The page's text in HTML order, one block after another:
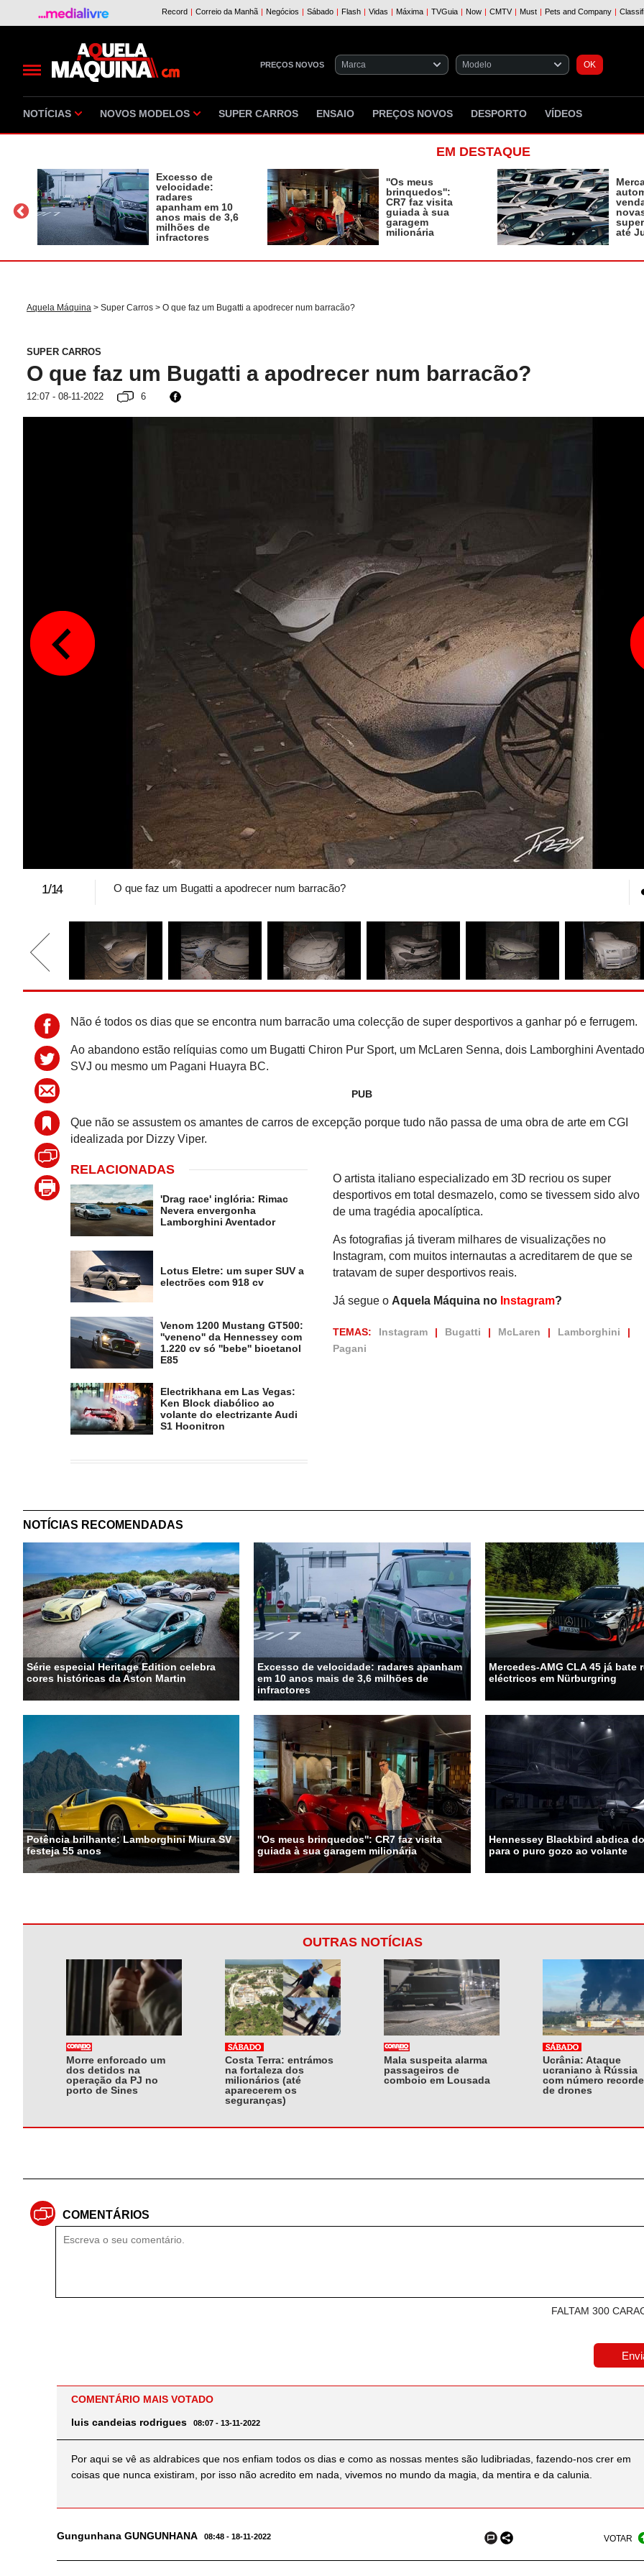
PREÇOS NOVOS
NOTÍCIAS NOVOS MODELOS SUPER CARROS ENSAIO PREÇOS NOVOS DESPORTO VÍDEOS
EM DESTAQUE
Excesso de
velocidade:
radares
apanham em 10
anos mais de 3,6
milhões de
infractores
''Os meus
brinquedos'':
CR7 faz visita
guiada à sua
garagem
milionária
até
Aquela Máquina > Super Carros > O que faz um Bugatti a apodrecer num barracão?
SUPER CARROS
O que faz um Bugatti a apodrecer num barracão?
12:07 - 08-11-2022 6
1/14 O que faz um Bugatti a apodrecer num barracão?
Não é todos os dias que se encontra num barracão uma colecção de super desportivos a ganhar pó e ferrugem.
Ao abandono estão relíquias como um Bugatti Chiron Pur Sport, um McLaren Senna, dois Lamborghini
SVJ ou mesmo um Pagani Huayra BC.
PUB
Que não se assustem os amantes de carros de excepção porque tudo não passa de uma obra de arte em CGI
idealizada por Dizzy Viper.
RELACIONADAS
'Drag race' inglória: Rimac
Nevera envergonha
Lamborghini Aventador
Lotus Eletre: um super SUV a
electrões com 918 cv
Venom 1200 Mustang GT500:
''veneno'' da Hennessey com
1.220 cv só ''bebe'' bioetanol
E85
Electrikhana em Las Vegas:
Ken Block diabólico ao
volante do electrizante Audi
S1 Hoonitron
O artista italiano especializado em 3D recriou os super
desportivos em total desmazelo, como se tivessem sido alvo
de uma tragédia apocalíptica.
As fotografias já tiveram milhares de visualizações no
Instagram, com muitos internautas a acreditarem de que se
tratavam de super desportivos reais.
Já segue o Aquela Máquina no Instagram?
TEMAS: Instagram Bugatti McLaren
Lamborghini
Pagani
NOTÍCIAS RECOMENDADAS
Série especial Heritage Edition celebra
cores históricas da Aston Martin
Excesso de velocidade: radares apanham
em 10 anos mais de 3,6 milhões de
infractores
Mercedes-AMG CLA 45 já bate
eléctricos em Nürburgring
Potência brilhante: Lamborghini Miura SV
festeja 55 anos
''Os meus brinquedos'': CR7 faz visita
guiada à sua garagem milionária
Hennessey Blackbird abdica
para o puro gozo ao volante
OUTRAS NOTÍCIAS
Morre enforcado um
dos detidos na
operação da PJ no
porto de Sines
Costa Terra: entrámos
na fortaleza dos
milionários (até
aparecerem os
seguranças)
Mala suspeita alarma
passageiros de
comboio em Lousada
Ucrânia: Ataque
ucraniano à Rússia
com número recorde
de drones
COMENTÁRIOS
FALTAM 300
COMENTÁRIO MAIS VOTADO
luis candeias rodrigues 08:07 - 13-11-2022
Por aqui se vê as aldrabices que nos enfiam todos os dias e como as nossas mentes são ludibriadas, fazendo-nos crer em
coisas que nunca existiram, por isso não acredito em nada, vivemos no mundo da magia, da mentira e da calunia.
Gungunhana GUNGUNHANA 08:48 - 18-11-2022 VOTAR
Hennessey Blackbird
para o puro gozo ao